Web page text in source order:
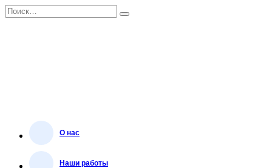
Перейти
к
Search
for:
О нас
Наши работы